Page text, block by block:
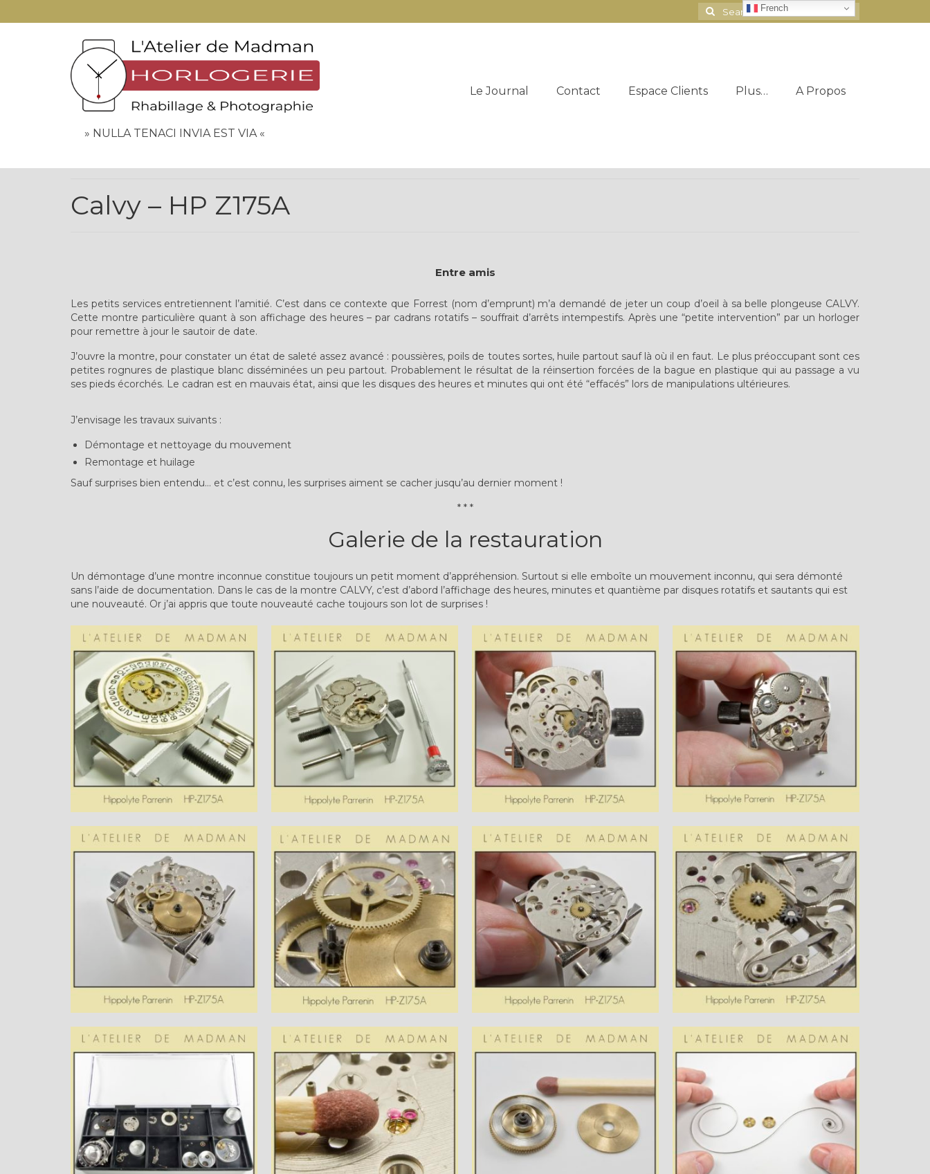
Search
for:
» NULLA TENACI INVIA EST VIA «
Le Journal Contact Espace Clients Plus… A Propos
Calvy – HP Z175A
Entre amis
Les petits services entretiennent l’amitié. C’est dans ce contexte que Forrest (nom d’emprunt) m’a demandé de jeter un coup d’oeil à sa belle plongeuse CALVY.
Cette montre particulière quant à son affichage des heures – par cadrans rotatifs – souffrait d’arrêts intempestifs. Après une “petite intervention” par un horloger
pour remettre à jour le sautoir de date.
J’ouvre la montre, pour constater un état de saleté assez avancé : poussières, poils de toutes sortes, huile partout sauf là où il en faut. Le plus préoccupant sont ces
petites rognures de plastique blanc disséminées un peu partout. Probablement le résultat de la réinsertion forcées de la bague en plastique qui au passage a vu
ses pieds écorchés. Le cadran est en mauvais état, ainsi que les disques des heures et minutes qui ont été “effacés” lors de manipulations ultérieures.
J’envisage les travaux suivants :
Démontage et nettoyage du mouvement
Remontage et huilage
Sauf surprises bien entendu… et c’est connu, les surprises aiment se cacher jusqu’au dernier moment !
* * *
Galerie de la restauration
Un démontage d’une montre inconnue constitue toujours un petit moment d’appréhension. Surtout si elle emboîte un mouvement inconnu, qui sera démonté
sans l’aide de documentation. Dans le cas de la montre CALVY, c’est d’abord l’affichage des heures, minutes et quantième par disques rotatifs et sautants qui est
une nouveauté. Or j’ai appris que toute nouveauté cache toujours son lot de surprises !
French